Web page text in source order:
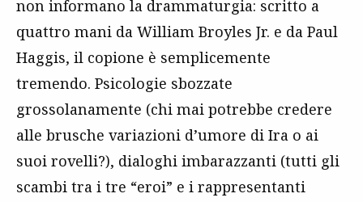
non informano la drammaturgia: scritto a
quattro mani da William Broyles Jr. e da Paul
Haggis, il copione è semplicemente
tremendo. Psicologie sbozzate
grossolanamente (chi mai potrebbe credere
alle brusche variazioni d’umore di Ira o ai
suoi rovelli?), dialoghi imbarazzanti (tutti gli
scambi tra i tre “eroi” e i rappresentanti